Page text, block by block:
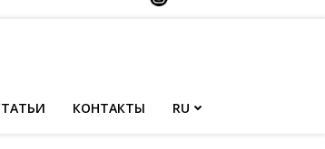
КОНТАКТЫ RU